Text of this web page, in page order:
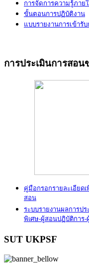
การจัดการความรู้ภาย
ขั้นตอนการปฏิบัติงาน
แบบรายงานการเข้ารั
การประเมินการสอน
คู่มือกรอกรายละเอียด
สอน
ระบบรายงานผลการป
พิเศษ-ผู้สอนปฏิบัติการ
SUT UKPSF